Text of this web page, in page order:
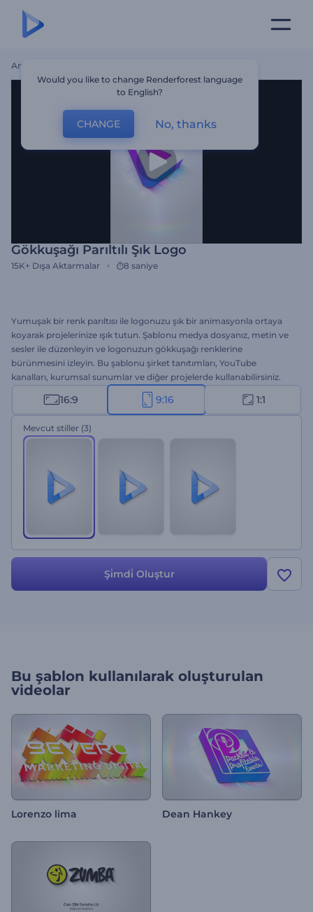
Ana Sayfa
Gökkuşağı Parıltılı Şık Logo
15K+ Dışa Aktarmalar 8 saniye
Yumuşak bir renk parıltısı ile logonuzu şık bir animasyonla ortaya
koyarak projelerinize ışık tutun. Şablonu medya dosyanız, metin ve
sesler ile düzenleyin ve logonuzun gökkuşağı renklerine
bürünmesini izleyin. Bu şablonu şirket tanıtımları, YouTube
kanalları, kurumsal sunumlar ve diğer projelerde kullanabilirsiniz.
16:9 9:16 1:1
Mevcut stiller (3)
Şi̇mdi̇ Oluştur
Bu şablon kullanılarak oluşturulan
videolar
Lorenzo lima Dean Hankey
Would you like to change Renderforest language
to English?
CHANGE No, thanks